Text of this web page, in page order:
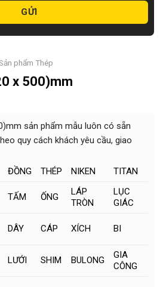
phẩm Thép
x 500)mm
sản phẩm mẫu luôn có sẵn
quy cách khách yêu cầu, giao
ĐỒNG THÉP NIKEN TITAN
TẤM ỐNG
LÁP
TRÒN
LỤC
GIÁC
DÂY CÁP XÍCH BI
LƯỚI SHIM BULONG
GIA
CÔNG